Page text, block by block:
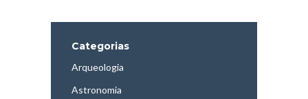
Categorias
Arqueologia
Astronomia